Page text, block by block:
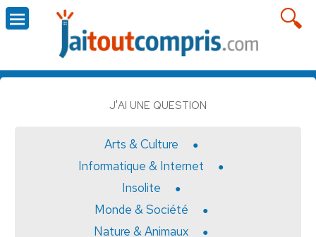
J'AI UNE QUESTION
Arts & Culture
Informatique & Internet
Insolite
Monde & Société
Nature & Animaux